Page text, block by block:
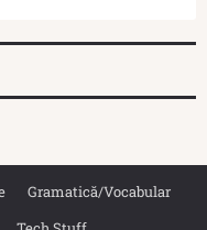
Gramatică/Vocabular